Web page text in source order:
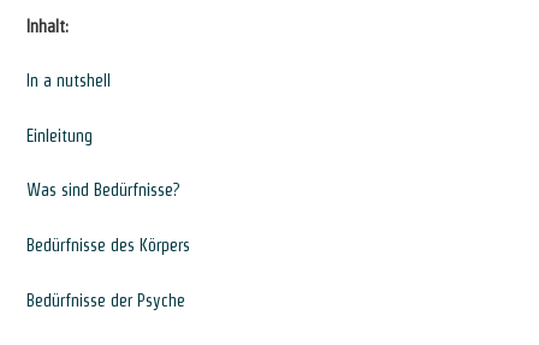
Inhalt:
In a nutshell
Einleitung
Was sind Bedürfnisse?
Bedürfnisse des Körpers
Bedürfnisse der Psyche